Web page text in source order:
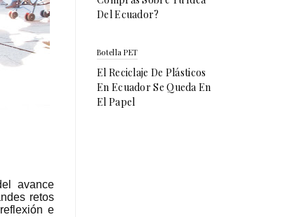
avance
retos
e
Del Ecuador?
Botella PET
El Reciclaje De Plásticos
En Ecuador Se Queda En
El Papel